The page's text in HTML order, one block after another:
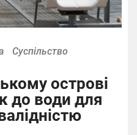
Суспільство
острові
до води для